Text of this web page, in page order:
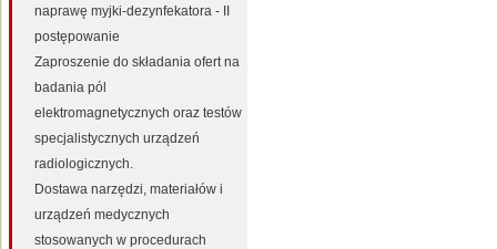
naprawę myjki-dezynfekatora - II
postępowanie
Zaproszenie do składania ofert na
badania pól
elektromagnetycznych oraz testów
specjalistycznych urządzeń
radiologicznych.
Dostawa narzędzi, materiałów i
urządzeń medycznych
stosowanych w procedurach